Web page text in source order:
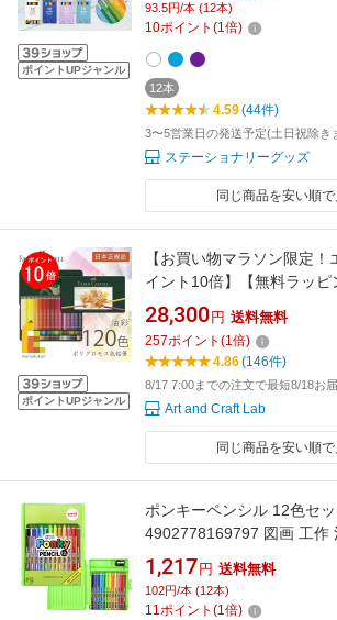
ポイントUPジャンル
93.5円/本 (12本)
10ポイント (1倍)
12本
4.59(44件)
3〜5営業日の発送予定(土日祝除き
ステーショナリーグッズ
同じ商品を安い順で
ポイントUPジャンル
【お買い物マラソン限定
イント10倍】【無料ラッピ
品】 ファーバーカステル
120色 （缶入） 110011
ぴつ セット 高級色鉛筆 油
文具 画材 アート 文房具 高
28,300 円 送料無料
257ポイント (1倍)
4.86(146件)
8/17 7:00までの注文で最短8/18お
Art and Craft Lab
同じ商品を安い順で
ポンキーペンシル 12色セ
4902778169797 図画 工作
4歳 5歳 6歳 折れにくい 鮮
ト プラスチック・ガラス・
削り付き 名入れ不可 [M便
1,217 円 送料無料
102円/本 (12本)
11ポイント (1倍)